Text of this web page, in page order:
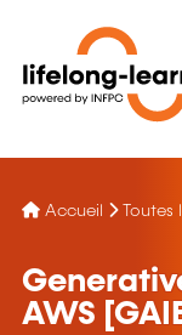
Accueil
AWS